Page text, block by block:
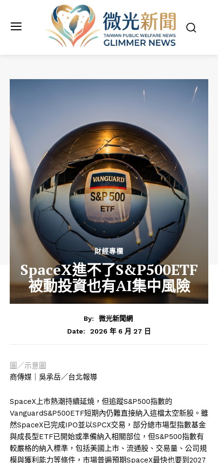
財經專欄
SpaceX進不了S&P500ETF
被動投資也有AI集中風險
By:
微光新聞網
Date:
2026 年 6 月 27 日
圖／示意圖
商傳媒｜吳承岳／台北報導
SpaceX上市熱潮持續延燒，但追蹤S&P500指數的
VanguardS&P500ETF短期內仍難直接納入這檔太空新股。雖
然SpaceX已完成IPO並以SPCX交易，部分總市場型指數基金
與成長型ETF已開始或準備納入相關部位，但S&P500指數有
較嚴格的納入標準，包括美國上市、流通股、交易量、公司規
模與獲利能力等條件，市場普遍預期SpaceX最快也要到2027